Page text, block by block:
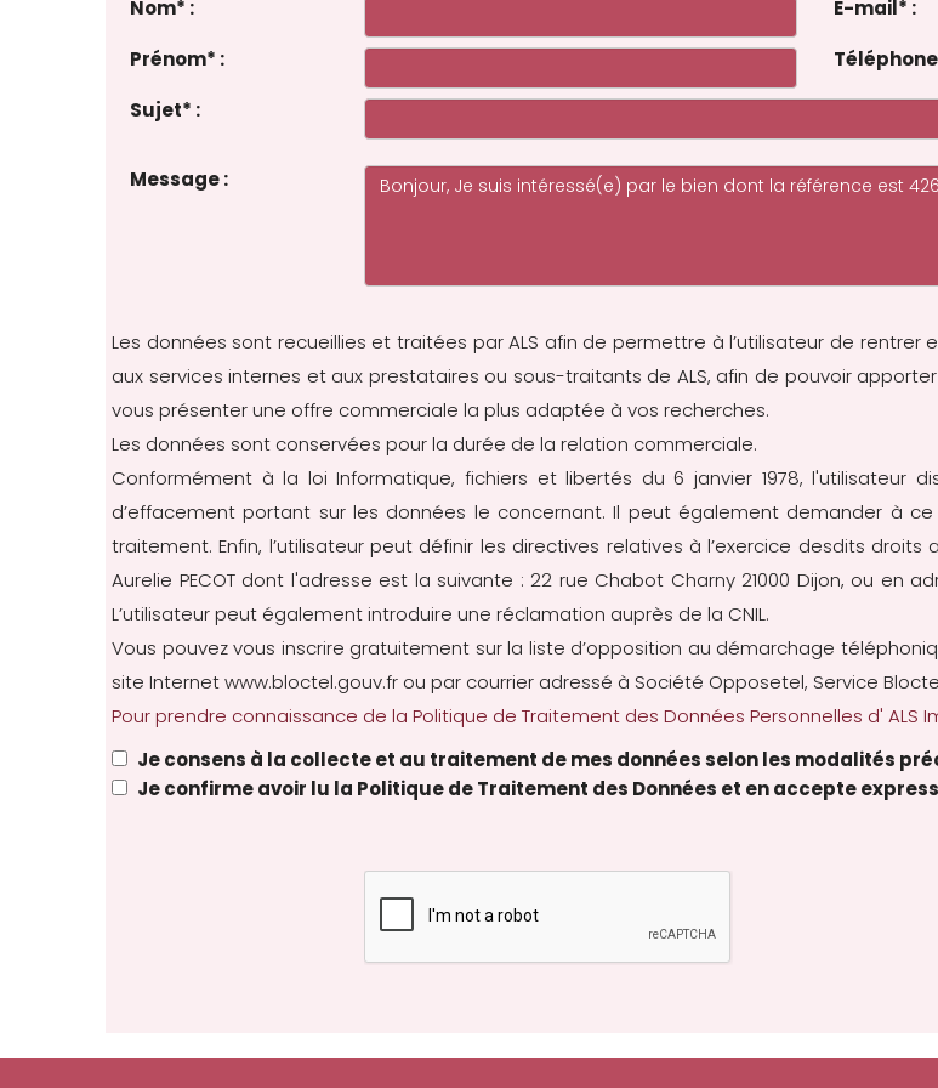
Nom* : E-mail * :
Prénom* : Téléphone
Sujet* :
Message :
Les données sont recueillies et traitées par ALS afin de permettre à l’utilisateur de
aux services internes et aux prestataires ou sous-traitants de ALS, afin de pouvoir
vous présenter une offre commerciale la plus adaptée à vos recherches.
Les données sont conservées pour la durée de la relation commerciale.
Conformément à la loi Informatique, fichiers et libertés du 6 janvier 1978,
d’effacement portant sur les données le concernant. Il peut également demander à
traitement. Enfin, l’utilisateur peut définir les directives relatives à l’exercice desdits
Aurelie PECOT dont l'adresse est la suivante : 22 rue Chabot Charny 21000 Dijon, ou en
L’utilisateur peut également introduire une réclamation auprès de la CNIL.
Vous pouvez vous inscrire gratuitement sur la liste d’opposition au démarchage
site Internetwww.bloctel.gouv.fr ou par courrier adressé à Société Opposetel, Service
Pour prendre connaissance de la Politique de Traitement des Données Personnelles d' ALS
Je consens à la collecte et au traitement de mes données selon les modalités
Je confirme avoir lu la Politique de Traitement des Données et en accepte